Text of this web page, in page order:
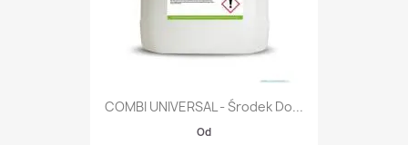
COMBI UNIVERSAL - Środek Do...
Od